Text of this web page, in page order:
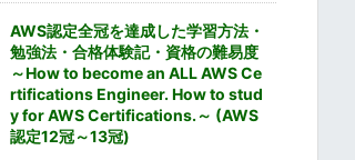
AWS認定全冠を達成した学習方法・
勉強法・合格体験記・資格の難易度
～How to become an ALL AWS Ce
rtifications Engineer. How to stud
y for AWS Certifications.～ (AWS
認定12冠～13冠)